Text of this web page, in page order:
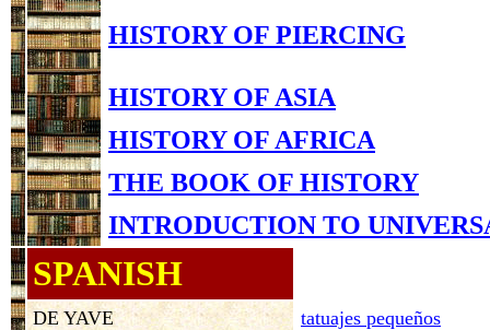
HISTORY OF PIERCING
HISTORY OF ASIA
HISTORY OF AFRICA
THE BOOK OF HISTORY
INTRODUCTION TO
SPANISH
DE YAVE tatuajes pequeños